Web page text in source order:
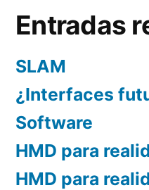
Entradas
SLAM
¿Interfaces
Software
HMD para
HMD para